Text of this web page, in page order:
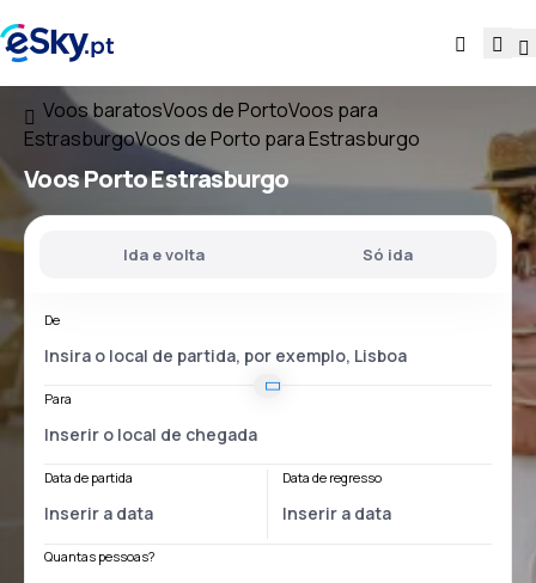
Voos baratosVoos de PortoVoos para
EstrasburgoVoos de Porto para Estrasburgo
VoosPorto Estrasburgo
Ida e volta Só ida
De
Para
Data de partida Data de regresso
Quantas pessoas?